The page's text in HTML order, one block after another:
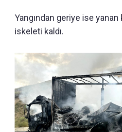
Yangından geriye ise
iskeleti kaldı.